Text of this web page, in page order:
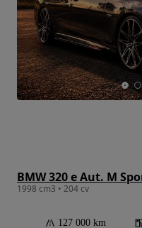
BMW 320 e Aut. M
1998 cm3 • 204 cv
127 000 km